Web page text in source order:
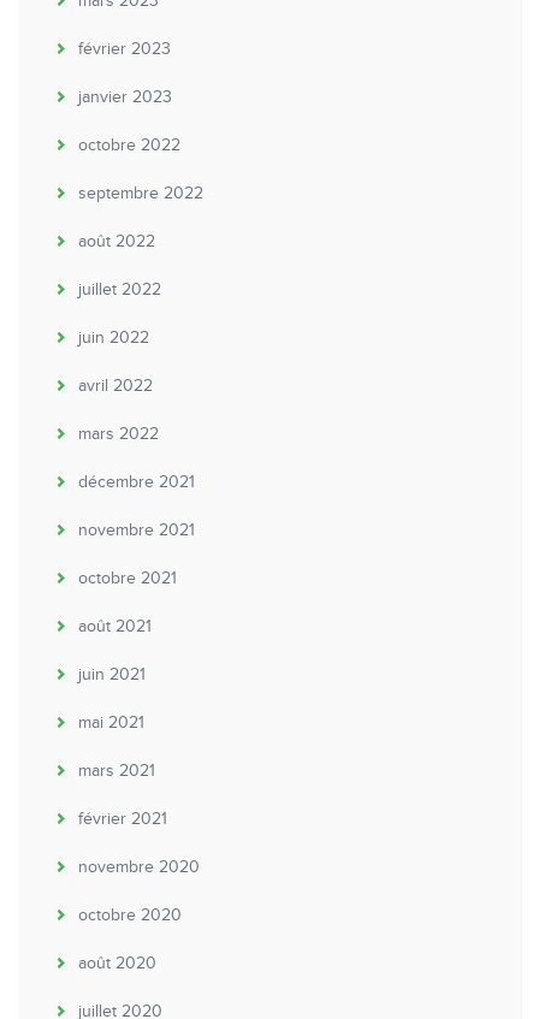
février 2023
janvier 2023
octobre 2022
septembre 2022
août 2022
juillet 2022
juin 2022
avril 2022
mars 2022
décembre 2021
novembre 2021
octobre 2021
août 2021
juin 2021
mai 2021
mars 2021
février 2021
novembre 2020
octobre 2020
août 2020
juillet 2020